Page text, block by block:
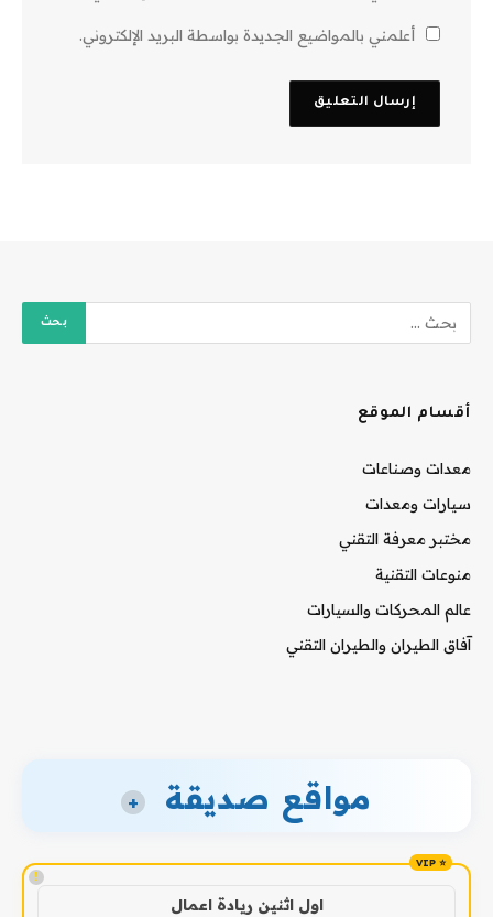
أعلمني بالمواضيع الجديدة بواسطة البريد الإلكتروني.
أقسام الموقع
معدات وصناعات
سيارات ومعدات
مختبر معرفة التقني
منوعات التقنية
عالم المحركات والسيارات
آفاق الطيران والطيران التقني
مواقع صديقة +
!
اول اثنين ريادة اعمال